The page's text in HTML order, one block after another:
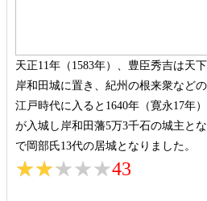
天正11年（1583年）、豊臣秀吉は天
岸和田城に置き、紀州の根来衆など
江戸時代に入ると1640年（寛永17年
が入城し岸和田藩5万3千石の城主と
で岡部氏13代の居城となりました。
★★★★★
★★★★★43